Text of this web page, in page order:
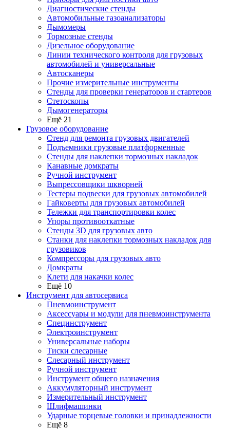
Диагностические стенды
Автомобильные газоанализаторы
Дымомеры
Тормозные стенды
Дизельное оборудование
Линии технического контроля для грузовых
автомобилей и универсальные
Автосканеры
Прочие измерительные инструменты
Стенды для проверки генераторов и стартеров
Стетоскопы
Дымогенераторы
Ещё 21
Грузовое оборудование
Стенд для ремонта грузовых двигателей
Подъемники грузовые платформенные
Стенды для наклепки тормозных накладок
Канавные домкраты
Ручной инструмент
Выпрессовщики шкворней
Тестеры подвески для грузовых автомобилей
Гайковерты для грузовых автомобилей
Тележки для транспортировки колес
Упоры противооткатные
Стенды 3D для грузовых авто
Станки для наклепки тормозных накладок для
грузовиков
Компрессоры для грузовых авто
Домкраты
Клети для накачки колес
Ещё 10
Инструмент для автосервиса
Пневмоинструмент
Аксессуары и модули для пневмоинструмента
Специнструмент
Электроинструмент
Универсальные наборы
Тиски слесарные
Слесарный инструмент
Ручной инструмент
Инструмент общего назначения
Аккумуляторный инструмент
Измерительный инструмент
Шлифмашинки
Ударные торцевые головки и принадлежности
Ещё 8